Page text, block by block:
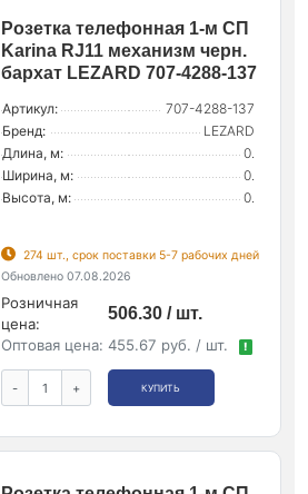
Розетка телефонная 1-м СП
Karina RJ11 механизм черн.
бархат LEZARD 707-4288-137
Артикул:
707-4288-137
Бренд:
LEZARD
Длина, м:
0.
Ширина, м:
0.
Высота, м:
0.
274 шт., срок поставки 5-7 рабочих дней
Обновлено 07.08.2026
Розничная
цена:
506.30 / шт.
Оптовая цена: 455.67 руб. / шт. !
- + КУПИТЬ